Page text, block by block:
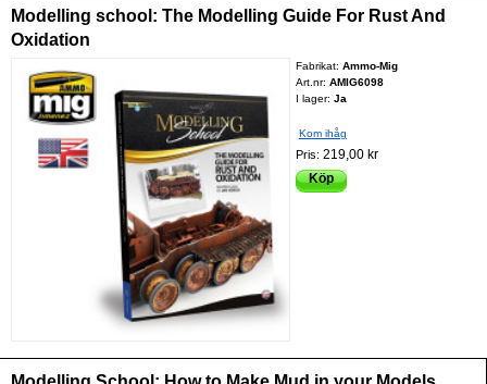
Modelling school: The Modelling Guide For Rust And
Oxidation
Fabrikat: Ammo-Mig
Art.nr: AMIG6098
I lager: Ja
Kom ihåg
Pris: 219,00 kr
Köp